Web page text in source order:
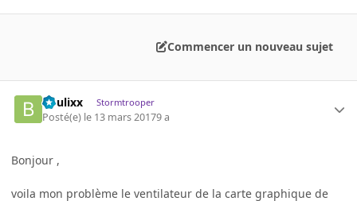
Commencer un nouveau sujet
boulixx Stormtrooper
Posté(e) le 13 mars 20179 a
Bonjour ,
voila mon problème le ventilateur de la carte graphique de